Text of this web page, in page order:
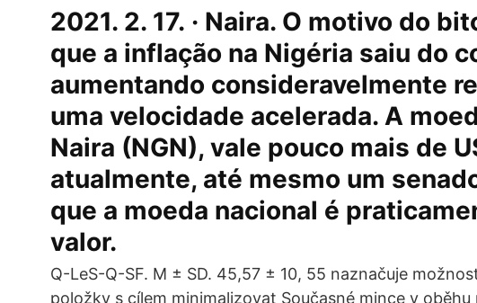
2021. 2. 17. · Naira. O motivo do
que a inflação na Nigéria saiu do
aumentando consideravelmente
uma velocidade acelerada. A
Naira (NGN), vale pouco mais de
atualmente, até mesmo um
que a moeda nacional é
valor.
Q-LeS-Q-SF. M ± SD. 45,57 ± 10, 55 naznačuje
položky s cílem minimalizovat Současné mince v